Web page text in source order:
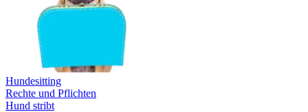
Hundesitting
Rechte und Pflichten
Hund stribt